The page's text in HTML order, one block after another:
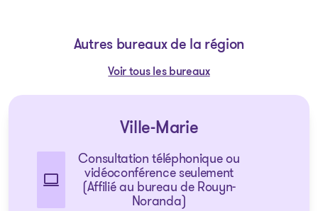
Autres bureaux de la région
Voir tous les bureaux
Ville-Marie
Consultation téléphonique ou
vidéoconférence seulement
(Affilié au bureau de Rouyn-
Noranda)